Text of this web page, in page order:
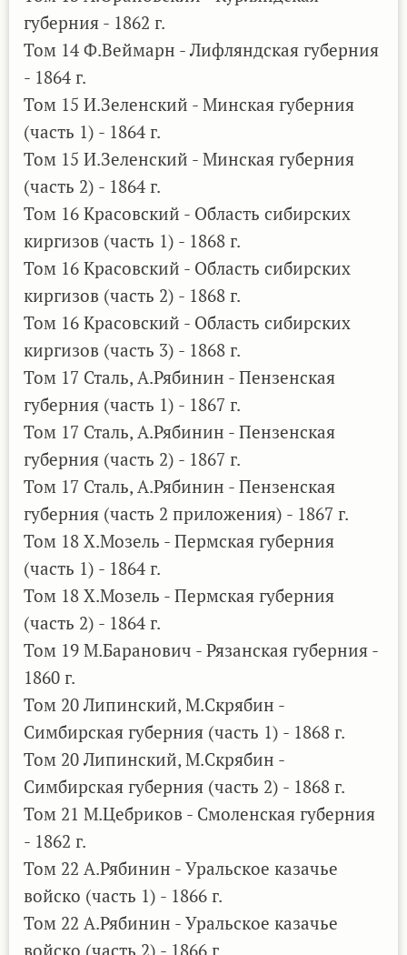
губерния - 1862 г.
Том 14 Ф.Веймарн - Лифляндская губерния
- 1864 г.
Том 15 И.Зеленский - Минская губерния
(часть 1) - 1864 г.
Том 15 И.Зеленский - Минская губерния
(часть 2) - 1864 г.
Том 16 Красовский - Область сибирских
киргизов (часть 1) - 1868 г.
Том 16 Красовский - Область сибирских
киргизов (часть 2) - 1868 г.
Том 16 Красовский - Область сибирских
киргизов (часть 3) - 1868 г.
Том 17 Сталь, А.Рябинин - Пензенская
губерния (часть 1) - 1867 г.
Том 17 Сталь, А.Рябинин - Пензенская
губерния (часть 2) - 1867 г.
Том 17 Сталь, А.Рябинин - Пензенская
губерния (часть 2 приложения) - 1867 г.
Том 18 Х.Мозель - Пермская губерния
(часть 1) - 1864 г.
Том 18 Х.Мозель - Пермская губерния
(часть 2) - 1864 г.
Том 19 М.Баранович - Рязанская губерния -
1860 г.
Том 20 Липинский, М.Скрябин -
Симбирская губерния (часть 1) - 1868 г.
Том 20 Липинский, М.Скрябин -
Симбирская губерния (часть 2) - 1868 г.
Том 21 М.Цебриков - Смоленская губерния
- 1862 г.
Том 22 А.Рябинин - Уральское казачье
войско (часть 1) - 1866 г.
Том 22 А.Рябинин - Уральское казачье
войско (часть 2) - 1866 г.